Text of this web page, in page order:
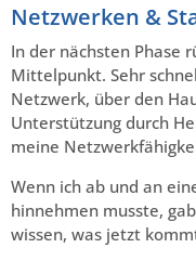
Netzwerken &
In der nächsten Phase
Mittelpunkt. Sehr
Netzwerk, über den
Unterstützung durch
meine
Wenn ich ab und an
hinnehmen musste,
wissen, was jetzt